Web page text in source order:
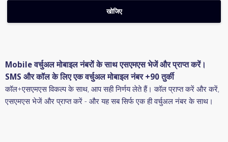
Mobile वर्चुअल मोबाइल नंबरों के साथ एसएमएस भेजें और प्राप्त करें।
SMS और कॉल के लिए एक वर्चुअल मोबाइल नंबर +90 तुर्की
कॉल+एसएमएस विकल्प के साथ, आप सही निर्णय लेते हैं। कॉल प्राप्त करें और करें,
एसएमएस भेजें और प्राप्त करें - और यह सब सिर्फ एक ही वर्चुअल नंबर के साथ।